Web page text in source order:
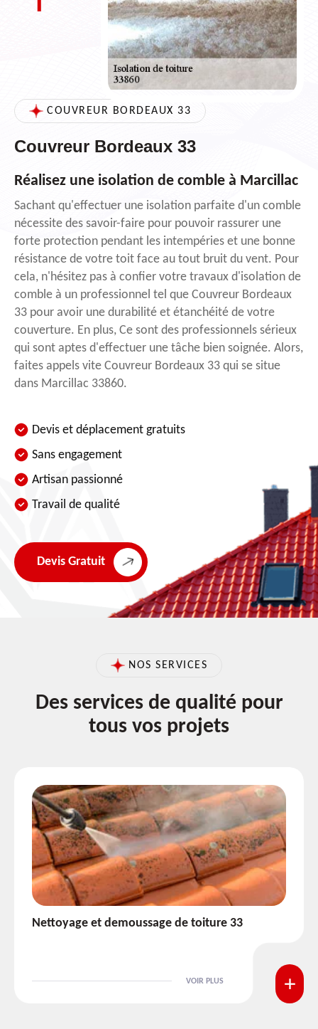
COUVREUR BORDEAUX 33
Couvreur Bordeaux 33
Réalisez une isolation de comble à Marcillac
Sachant qu'effectuer une isolation parfaite d'un comble
nécessite des savoir-faire pour pouvoir rassurer une
forte protection pendant les intempéries et une bonne
résistance de votre toit face au tout bruit du vent. Pour
cela, n'hésitez pas à confier votre travaux d'isolation de
comble à un professionnel tel que Couvreur Bordeaux
33 pour avoir une durabilité et étanchéité de votre
couverture. En plus, Ce sont des professionnels sérieux
qui sont aptes d'effectuer une tâche bien soignée. Alors,
faites appels vite Couvreur Bordeaux 33 qui se situe
dans Marcillac 33860.
Devis et déplacement gratuits
Sans engagement
Artisan passionné
Travail de qualité
Devis Gratuit
NOS SERVICES
Des services de qualité pour
tous vos projets
Etanchéité toiture 33
VOIR PLUS